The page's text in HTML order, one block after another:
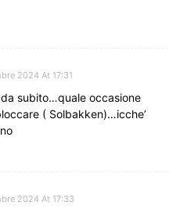
2024 At 17:31
subito…quale occasione
( Solbakken)…icche’
2024 At 17:33